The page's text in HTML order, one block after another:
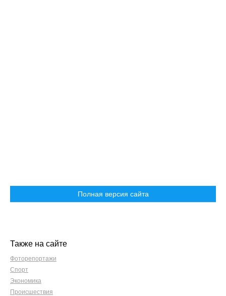
Полная версия сайта
Также на сайте
Фоторепортажи
Спорт
Экономика
Происшествия